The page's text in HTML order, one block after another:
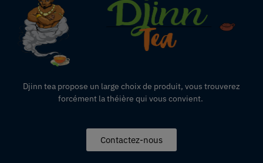
Djinn tea propose un large choix de produit, vous trouverez
forcément la théière qui vous convient.
Contactez-nous